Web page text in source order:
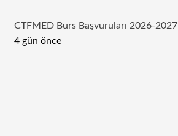
CTFMED Burs Başvuruları 2026-2027
4 gün önce